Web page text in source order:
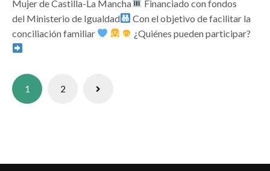
Mujer de Castilla-La Mancha
Financiado con fondos
del Ministerio de Igualdad
Con el objetivo de facilitar la
conciliación familiar
¿Quiénes pueden participar?
Paginación
de
1 2